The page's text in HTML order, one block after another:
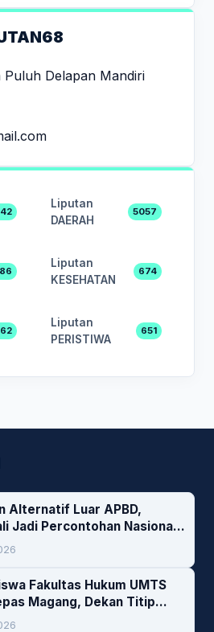
Puluh Delapan Mandiri
Liputan
DAERAH
5057
Liputan
KESEHATAN
674
Liputan
PERISTIWA
651
Alternatif Luar APBD,
Jadi Percontohan Nasional
Daerah
Fakultas Hukum UMTS
Magang, Dekan Titip
Penting